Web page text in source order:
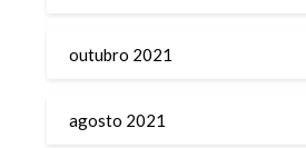
outubro 2021
agosto 2021